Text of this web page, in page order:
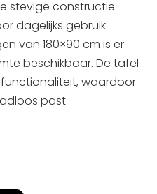
stevige constructie
dagelijks gebruik.
van 180×90 cm is er
beschikbaar. De tafel
waardoor
past.